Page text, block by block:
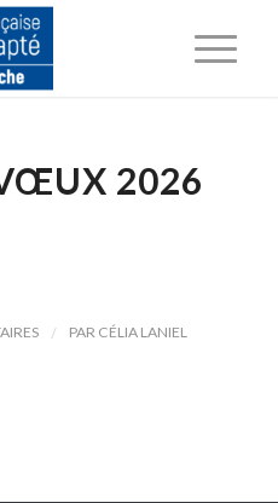
2026
/ PAR CÉLIA LANIEL